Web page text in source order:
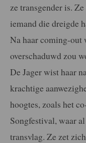
ze transgender is.
iemand die dreigde
Na haar coming-out
overschaduwd zou
De Jager wist haar
krachtige
hoogtes, zoals het
Songfestival, waar
transvlag. Ze zet